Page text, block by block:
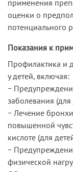
применения
оценки о
потенциального
Показания к
Профилактика и
у детей, включая:
−
заболевания
− Лечение
повышенной
кислоте (для
−
физической